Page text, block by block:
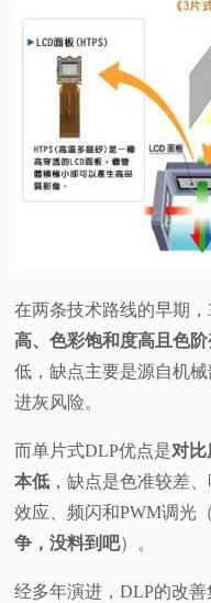
在两条技术路线的早期
高、色彩饱和度高且色
低，缺点主要是源自机
进灰风险。
而单片式DLP优点是对
本低 ，缺点是色准较差
效应、频闪和PWM调光
争，没料到吧）。
经多年演进，DLP的改